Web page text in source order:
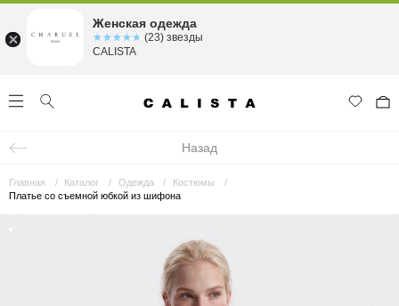
Назад
Главная Каталог Одежда
Костюмы
Платье со съемной юбкой из шифона
Женская одежда
☆☆☆☆☆
★★★★★ (23) звезды
CALISTA